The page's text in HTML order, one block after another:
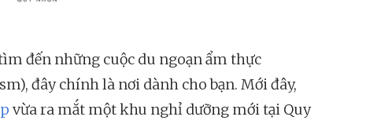
đến những cuộc du ngoạn ẩm thực
đây chính là nơi dành cho bạn. Mới đây,
vừa ra mắt một khu nghỉ dưỡng mới tại Quy